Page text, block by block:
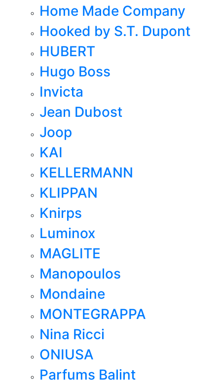
Home Made Company
Hooked by S.T. Dupont
HUBERT
Hugo Boss
Invicta
Jean Dubost
Joop
KAI
KELLERMANN
KLIPPAN
Knirps
Luminox
MAGLITE
Manopoulos
Mondaine
MONTEGRAPPA
Nina Ricci
ONIUSA
Parfums Balint